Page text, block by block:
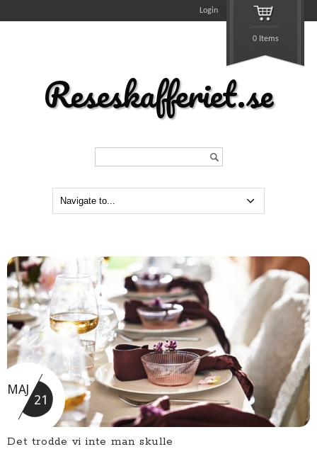
Login
0 Items
Reseskafferiet.se
MAJ
21
Det trodde vi inte man skulle